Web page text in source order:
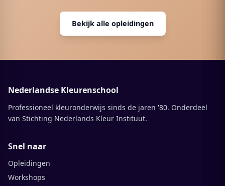
Bekijk alle opleidingen
Nederlandse Kleurenschool
Professioneel kleuronderwijs sinds de jaren '80. Onderdeel
van Stichting Nederlands Kleur Instituut.
Snel naar
Opleidingen
Workshops